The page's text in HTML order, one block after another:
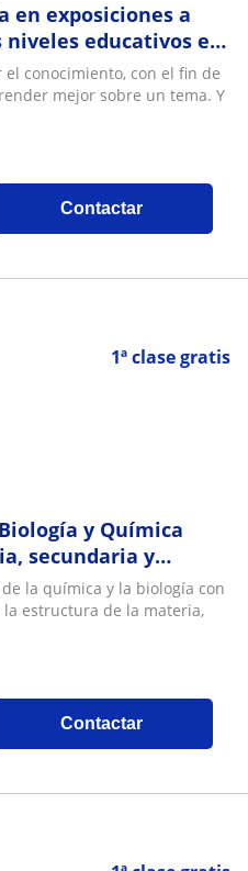
en exposiciones a
educativos en
conocimiento, con el fin de
mejor sobre un tema. Y
Contactar
1ª clase gratis
y Química
secundaria y
la química y la biología con
la estructura de la materia,
Contactar